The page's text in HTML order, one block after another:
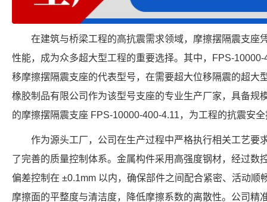
在建筑与桥梁工程的高抗震需求领域，摩擦摆隔震支座
性能，成为众多超大型工程的重要选择。其中，FPS-
移摩擦摆隔震支座的代表型号，在需要超大位移隔震的超大
橡胶制品有限公司作为该型号支座的专业生产厂家，具备规
的摩擦摆隔震支座 FPS-10000-400-4.11，为工程的抗震安
作为源头工厂，公司在生产过程中严格执行相关工艺要
了完善的质量控制体系。金属构件采用高强度钢材，经过数
偏差控制在 ±0.1mm 以内，确保部件之间配合紧密、活动顺
摩擦面的平整度与清洁度，降低摩擦系数的离散性。公司精